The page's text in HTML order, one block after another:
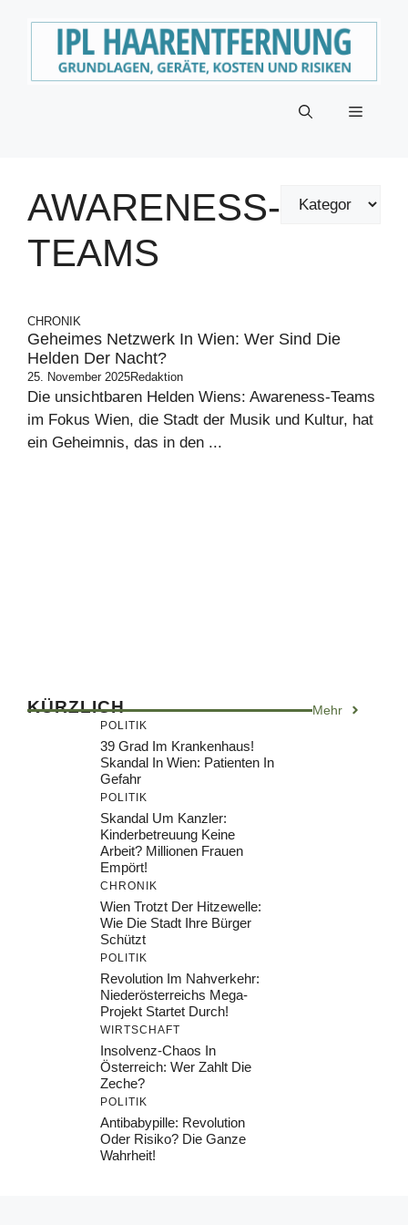
Menü
AWARENESS-
TEAMS
CHRONIK
Geheimes Netzwerk In Wien: Wer Sind Die
Helden Der Nacht?
25. November 2025Redaktion
Die unsichtbaren Helden Wiens: Awareness-Teams
im Fokus Wien, die Stadt der Musik und Kultur, hat
ein Geheimnis, das in den ...
KÜRZLICH Mehr
POLITIK
39 Grad Im Krankenhaus!
Skandal In Wien: Patienten In
Gefahr
POLITIK
Skandal Um Kanzler:
Kinderbetreuung Keine
Arbeit? Millionen Frauen
Empört!
CHRONIK
Wien Trotzt Der Hitzewelle:
Wie Die Stadt Ihre Bürger
Schützt
POLITIK
Revolution Im Nahverkehr:
Niederösterreichs Mega-
Projekt Startet Durch!
WIRTSCHAFT
Insolvenz-Chaos In
Österreich: Wer Zahlt Die
Zeche?
POLITIK
Antibabypille: Revolution
Oder Risiko? Die Ganze
Wahrheit!